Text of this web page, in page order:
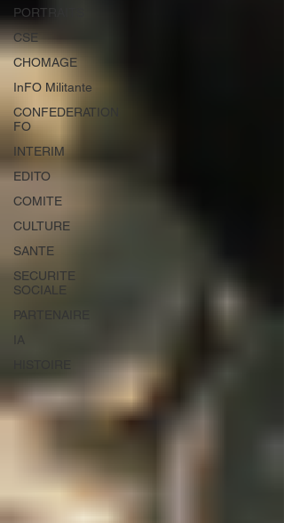
PORTRAITS
CSE
CHOMAGE
InFO Militante
CONFEDERATION
FO
INTERIM
EDITO
COMITE
CULTURE
SANTE
SECURITE
SOCIALE
PARTENAIRE